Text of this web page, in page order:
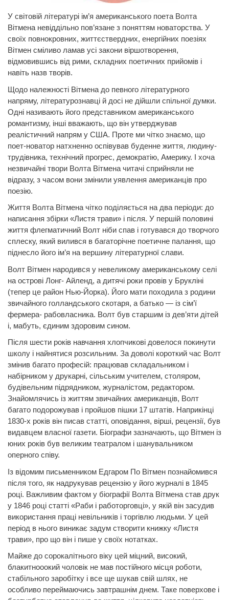
У світовій літературі ім’я американського поета Волта
Вітмена невіддільно пов’язане з поняттям новаторства. У
своїх повнокровних, життєствердних, енергійних поезіях
Вітмен сміливо ламав усі закони віршотворення,
відмовившись від рими, складних поетичних прийомів і
навіть назв творів.
Щодо належності Вітмена до певного літературного
напряму, літературознавці й досі не дійшли спільної думки.
Одні називають його представником американського
романтизму, інші вважають, що він утверджував
реалістичний напрям у США. Проте ми чітко знаємо, що
поет-новатор натхненно оспівував буденне життя, людину-
трудівника, технічний прогрес, демократію, Америку. І хоча
незвичайні твори Волта Вітмена читачі сприйняли не
відразу, з часом вони змінили уявлення американців про
поезію.
Життя Волта Вітмена чітко поділяється на два періоди: до
написання збірки «Листя трави» і після. У першій половині
життя флегматичний Волт ніби спав і готувався до творчого
сплеску, який вилився в багаторічне поетичне палання, що
піднесло його ім’я на вершину літературної слави.
Волт Вітмен народився у невеликому американському селі
на острові Лонг- Айленд, а дитячі роки провів у Брукліні
(тепер це район Нью-Йорка). Його мати походила з родини
звичайного голландського скотаря, а батько — із сім’ї
фермера- рабовласника. Волт був старшим із дев’яти дітей
і, мабуть, єдиним здоровим сином.
Після шести років навчання хлопчикові довелося покинути
школу і найнятися розсильним. За доволі короткий час Волт
змінив багато професій: працював складальником і
набірником у друкарні, сільським учителем, столяром,
будівельним підрядником, журналістом, редактором.
Знайомлячись із життям звичайних американців, Волт
багато подорожував і пройшов пішки 17 штатів. Наприкінці
1830-х років він писав статті, оповідання, вірші, рецензії, був
видавцем власної газети. Біографи зазначають, що Вітмен із
юних років був великим театралом і шанувальником
оперного співу.
Із відомим письменником Едгаром По Вітмен познайомився
після того, як надрукував рецензію у його журналі в 1845
році. Важливим фактом у біографії Волта Вітмена став друк
у 1846 році статті «Раби і работорговці», у якій він засудив
використання праці невільників і торгівлю людьми. У цей
період в нього виникає задум створити книжку «Листя
трави», про що він і пише у своїх нотатках.
Майже до сорокалітнього віку цей міцний, високий,
блакитнооокий чоловік не мав постійного місця роботи,
стабільного заробітку і все ще шукав свій шлях, не
особливо переймаючись завтрашнім днем. Таке поверхове і